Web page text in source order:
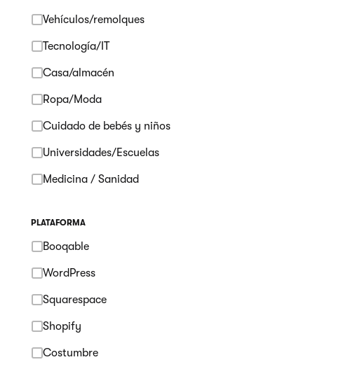
Vehículos/remolques
Tecnología/IT
Casa/almacén
Ropa/Moda
Cuidado de bebés y niños
Universidades/Escuelas
Medicina / Sanidad
PLATAFORMA
Booqable
WordPress
Squarespace
Shopify
Costumbre